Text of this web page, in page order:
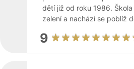
dětí již od roku 1986.
zelení a nachází se poblíž
9